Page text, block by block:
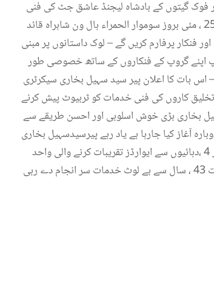
فوک گیتوں کے بادشاہ لیجنڈ عاشق جٹ کی فنی
خدمات کو ٹربیوٹ پیش کرنے کیلئے ایک پروقار اور یادگار تقریب ” اعتراف فن ” 25 ، مئی بروز سوموار الحمراء ہال ون شاہراہ قائد
اور فنکار پرفارم کریں گے – لوک داستانوں پر مبنی
اپنے گروپ کے فنکاروں کے ساتھ خصوصی طور
بات کا اعلان پیر سید سہیل بخاری سیکرٹری
تخلیق کاروں کی فنی خدمات کو ٹربیوٹ پیش کرنے
بخاری بڑی خوش اسلوبی اور احسن طریقے سے
آغاز کیا جارہا ہے یاد رہے پیرسیدسہیل بخاری
نے ایشین کلچرل ایسوسی ایشن آف پاکستان کی بنیاد 1981ء میں رکھی تھی اور 4 ،دہائیوں سے ایوارڈز تقریبات کرنے والی واحد
غیر تجارتی بنیادوں پر کرنے والی واحد فعال تنظیم ہے جوکہ اپنی مدد آپ کے تحت 43 ، سال سے بے لوث خدمات سر انجام دے رہی